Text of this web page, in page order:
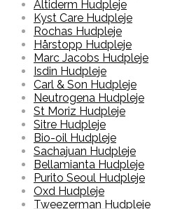
Altiderm Hudpleje
Kyst Care Hudpleje
Rochas Hudpleje
Hårstopp Hudpleje
Marc Jacobs Hudpleje
Isdin Hudpleje
Carl & Son Hudpleje
Neutrogena Hudpleje
St Moriz Hudpleje
Sitre Hudpleje
Bio-oil Hudpleje
Sachajuan Hudpleje
Bellamianta Hudpleje
Purito Seoul Hudpleje
Oxd Hudpleje
Tweezerman Hudpleje